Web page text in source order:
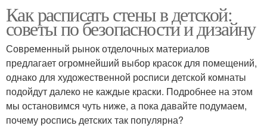
Как расписать стены в детской:
советы по безопасности и дизайну
Современный рынок отделочных материалов
предлагает огромнейший выбор красок для помещений,
однако для художественной росписи детской комнаты
подойдут далеко не каждые краски. Подробнее на этом
мы остановимся чуть ниже, а пока давайте подумаем,
почему роспись детских так популярна?